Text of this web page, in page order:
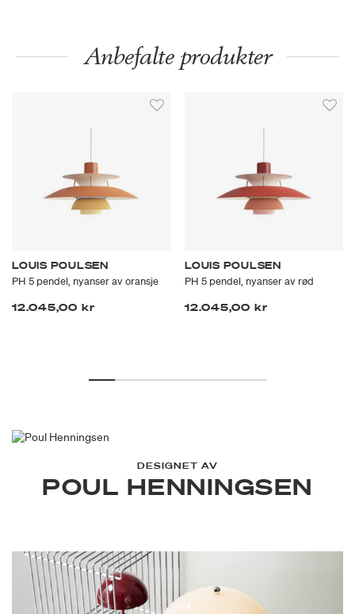
Anbefalte produkter
LOUIS POULSEN
PH 5 pendel, nyanser av oransje
12.045,00 kr
LOUIS POULSEN
PH 5 pendel, nyanser av rød
12.045,00 kr
DESIGNET AV
POUL HENNINGSEN